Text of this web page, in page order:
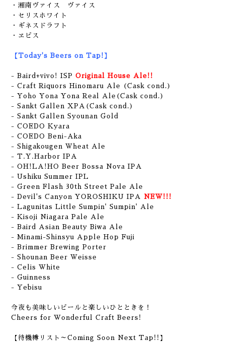
・湘南ヴァイス ヴァイス
・セリスホワイト
・ギネスドラフト
・ヱビス
【Today's Beers on Tap!】
- Baird+vivo! ISP Original House Ale!!
- Craft Riquors Hinomaru Ale (Cask cond.)
- Yoho Yona Yona Real Ale(Cask cond.)
- Sankt Gallen XPA(Cask cond.)
- Sankt Gallen Syounan Gold
- COEDO Kyara
- COEDO Beni-Aka
- Shigakougen Wheat Ale
- T.Y.Harbor IPA
- OH!LA!HO Beer Bossa Nova IPA
- Ushiku Summer IPL
- Green Flash 30th Street Pale Ale
- Devil's Canyon YOROSHIKU IPA
NEW!!!
- Lagunitas Little Sumpin' Sumpin' Ale
- Kisoji Niagara Pale Ale
- Baird Asian Beauty Biwa Ale
- Minami-Shinsyu Apple Hop Fuji
- Brimmer Brewing Porter
- Shounan Beer Weisse
- Celis White
- Guinness
- Yebisu
今夜も美味しいビールと楽しいひとときを！
Cheers for Wonderful Craft Beers!
【待機樽リスト～Coming Soon Next Tap!!】